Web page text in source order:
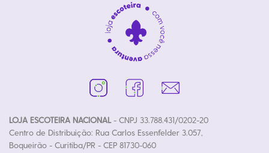
LOJA ESCOTEIRA NACIONAL- CNPJ 33.788.431/0202-20
Centro de Distribuição: Rua Carlos Essenfelder 3.057,
Boqueirão - Curitiba/PR - CEP 81730-060